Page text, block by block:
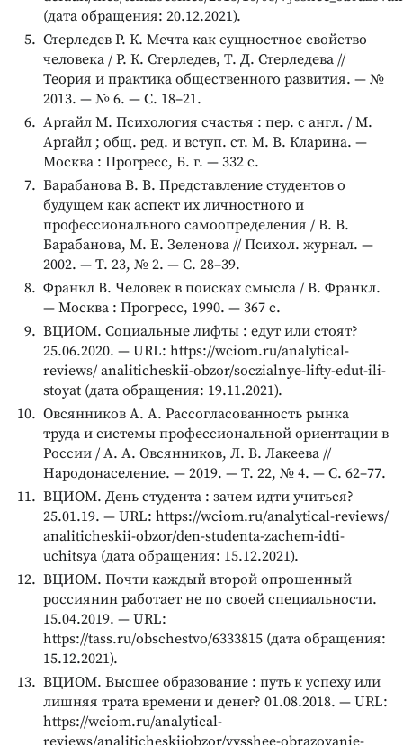
(дата обращения: 20.12.2021).
Стерледев Р. К. Мечта как сущностное свойство
человека / Р. К. Стерледев, Т. Д. Стерледева //
Теория и практика общественного развития. — №
2013. — № 6. — С. 18–21.
Аргайл М. Психология счастья : пер. с англ. / М.
Аргайл ; общ. ред. и вступ. ст. М. В. Кларина. —
Москва : Прогресс, Б. г. — 332 с.
Барабанова В. В. Представление студентов о
будущем как аспект их личностного и
профессионального самоопределения / В. В.
Барабанова, М. Е. Зеленова // Психол. журнал. —
2002. — Т. 23, № 2. — С. 28–39.
Франкл В. Человек в поисках смысла / В. Франкл.
— Москва : Прогресс, 1990. — 367 с.
ВЦИОМ. Социальные лифты : едут или стоят?
25.06.2020. — URL: https://wciom.ru/analytical-
reviews/ analiticheskii-obzor/soczialnye-lifty-edut-ili-
stoyat (дата обращения: 19.11.2021).
Овсянников А. А. Рассогласованность рынка
труда и системы профессиональной ориентации в
России / А. А. Овсянников, Л. В. Лакеева //
Народонаселение. — 2019. — Т. 22, № 4. — С. 62–77.
ВЦИОМ. День студента : зачем идти учиться?
25.01.19. — URL: https://wciom.ru/analytical-reviews/
analiticheskii-obzor/den-studenta-zachem-idti-
uchitsya (дата обращения: 15.12.2021).
ВЦИОМ. Почти каждый второй опрошенный
россиянин работает не по своей специальности.
15.04.2019. — URL:
https://tass.ru/obschestvo/6333815 (дата обращения:
15.12.2021).
ВЦИОМ. Высшее образование : путь к успеху или
лишняя трата времени и денег? 01.08.2018. — URL:
https://wciom.ru/analytical-
reviews/analiticheskiiobzor/vysshee-obrazovanie-